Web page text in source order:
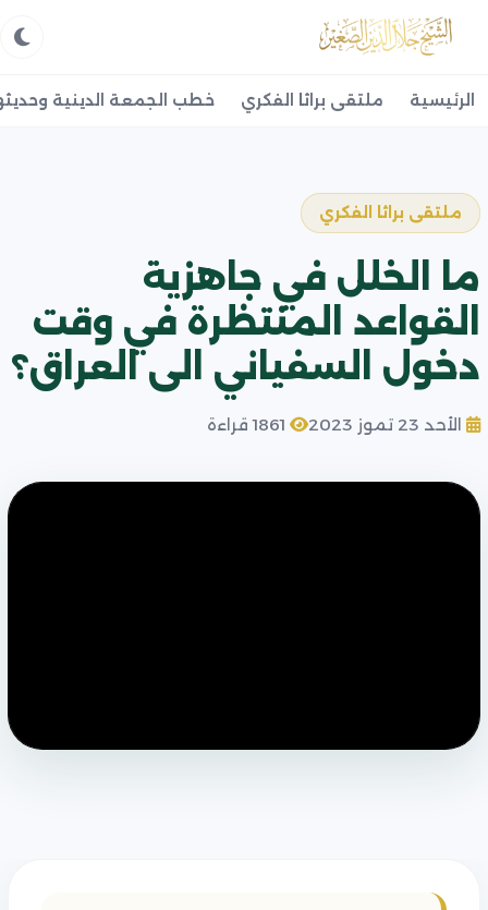
الرئيسية ملتقى براثا الفكري خطب الجمعة الدينية
ملتقى براثا الفكري
ما الخلل في جاهزية
القواعد المنتظرة في وقت
دخول السفياني الى العراق؟
الأحد 23 تموز 2023